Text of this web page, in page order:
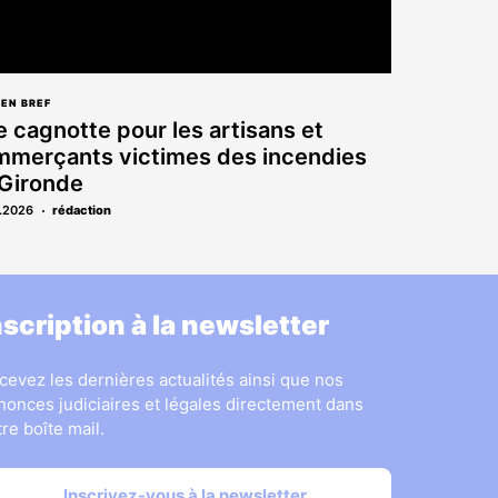
BREF
cagnotte pour les artisans et
victimes des incendies
rédaction
à la newsletter
les dernières actualités ainsi que nos
judiciaires et légales directement dans
boîte mail.